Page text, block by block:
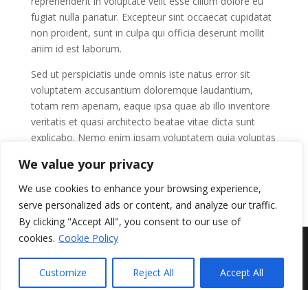
We value your privacy
We use cookies to enhance your browsing experience,
serve personalized ads or content, and analyze our traffic.
By clicking "Accept All", you consent to our use of
cookies. Cookie Policy
Customize Reject All Accept All
fugiat nulla pariatur. Excepteur sint occaecat cupidatat
non proident, sunt in culpa qui officia deserunt mollit
anim id est laborum.
Sed ut perspiciatis unde omnis iste natus error sit
voluptatem accusantium doloremque laudantium,
totam rem aperiam, eaque ipsa quae ab illo inventore
veritatis et quasi architecto beatae vitae dicta sunt
explicabo. Nemo enim ipsam voluptatem quia voluptas
Designed by FBG radgjof ehf. 2023-2024 - All rights
reserved.